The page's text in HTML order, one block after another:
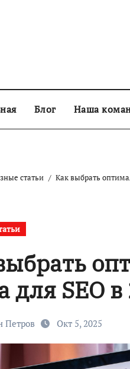
Блог Наша
статьи Как выбрать
для SEO
Петров Окт 5, 2025